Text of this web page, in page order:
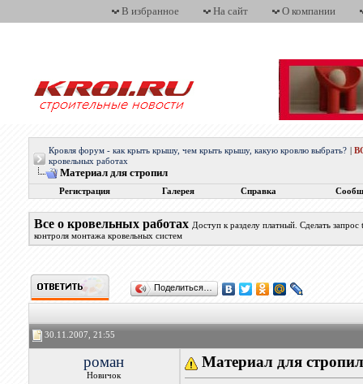
В избранное На сайт О компании
Кровля форум - как крыть крышу, чем крыть крышу, какую кровлю выбрать?
кровельных работах
Материал для стропил
Регистрация Галерея Справка
Все о кровельных работах Доступ к разделу платный. Сделать
контроля монтажа кровельных систем
Поделиться…
30.11.2007, 21:55
роман
Новичок
Материал для стропил